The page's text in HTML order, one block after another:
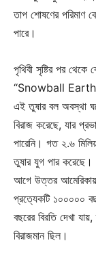
তাপ শোষণের পরিমাণ
পারে।
পৃথিবী সৃষ্টির পর থেকে
“Snowball Earth”
এই তুষার বল অবস্থা
বিরাজ করেছে, যার
পারেনি। গত ২.৬
তুষার যুগ পার করেছে।
আগে উত্তর
প্রত্যেকটি ১০০০০০
বছরের বিরতি দেখা
বিরাজমান ছিল।